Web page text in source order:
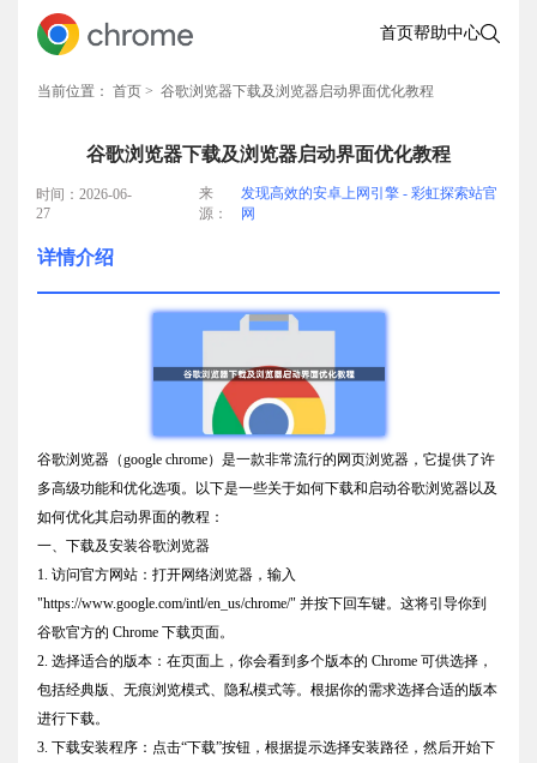
首页帮助中心
当前位置： 首页 > 谷歌浏览器下载及浏览器启动界面优化教程
谷歌浏览器下载及浏览器启动界面优化教程
时间：2026-06-
27
来
源：
发现高效的安卓上网引擎 - 彩虹探索站官
网
详情介绍
谷歌浏览器（google chrome）是一款非常流行的网页浏览器，它提供了许
多高级功能和优化选项。以下是一些关于如何下载和启动谷歌浏览器以及
如何优化其启动界面的教程：
一、下载及安装谷歌浏览器
1. 访问官方网站：打开网络浏览器，输入
"https://www.google.com/intl/en_us/chrome/" 并按下回车键。这将引导你到
谷歌官方的 Chrome 下载页面。
2. 选择适合的版本：在页面上，你会看到多个版本的 Chrome 可供选择，
包括经典版、无痕浏览模式、隐私模式等。根据你的需求选择合适的版本
进行下载。
3. 下载安装程序：点击“下载”按钮，根据提示选择安装路径，然后开始下